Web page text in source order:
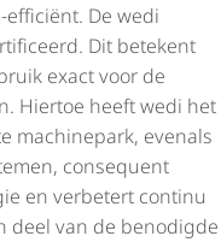
De wedi
Dit betekent
exact voor de
Hiertoe heeft wedi het
machinepark, evenals
consequent
en verbetert continu
deel van de benodigde